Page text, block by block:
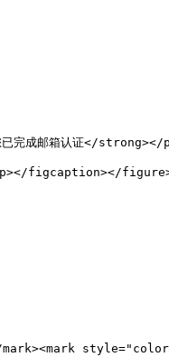
已完成邮箱认证</
p></figcaption></